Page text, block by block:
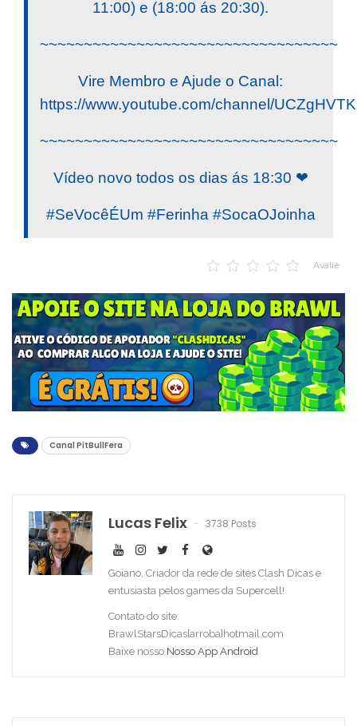
11:00) e (18:00 ás 20:30).
~~~~~~~~~~~~~~~~~~~~~~~~~~~~~~~~~~
Vire Membro e Ajude o Canal:
https://www.youtube.com/channel/
~~~~~~~~~~~~~~~~~~~~~~~~~~~~~~~~~~
Vídeo novo todos os dias ás 18:30 ❤
#SeVocêÉUm #Ferinha #SocaOJoinha
Avalie
Canal PitBullFera
Lucas Felix 3738 Posts
Goiano, Criador da rede de sites Clash Dicas e
entusiasta pelos games da Supercell!
Contato do site:
BrawlStarsDicas[arroba]hotmail.com
Baixe nosso Nosso App Android